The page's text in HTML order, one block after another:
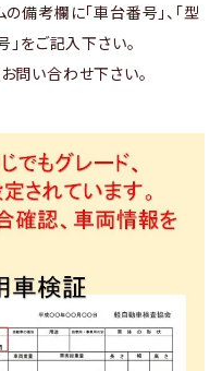
備考欄に「車台番号」、「型
」をご記入下さい。
問い合わせ下さい。